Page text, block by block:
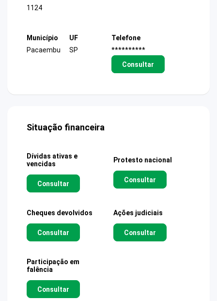
1124
Município
Pacaembu
UF
SP
Telefone
**********
Consultar
Situação financeira
Dívidas ativas e
vencidas
Consultar
Protesto nacional
Consultar
Cheques devolvidos
Consultar
Ações judiciais
Consultar
Participação em
falência
Consultar